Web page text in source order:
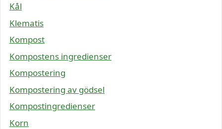
Kål
Klematis
Kompost
Kompostens ingredienser
Kompostering
Kompostering av gödsel
Kompostingredienser
Korn